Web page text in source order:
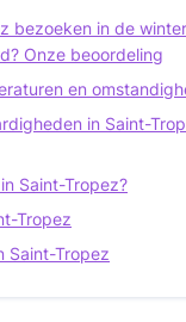
bezoeken in de
Onze beoordeling
en
in Saint-
Saint-Tropez?
Tropez
Saint-Tropez